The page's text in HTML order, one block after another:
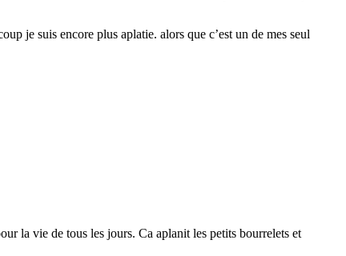
je suis encore plus aplatie. alors que c’est un de mes seul
la vie de tous les jours. Ca aplanit les petits bourrelets et